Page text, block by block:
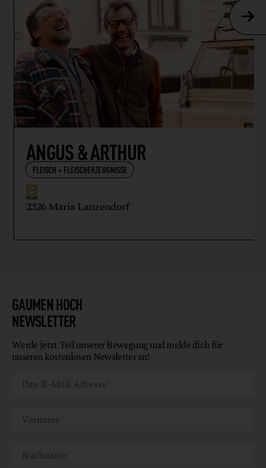
ANGUS & ARTHUR
FLEISCH + FLEISCHERZEUGNISSE
2326 Maria Lanzendorf
GAUMEN HOCH
NEWSLETTER
Werde jetzt Teil unserer Bewegung und melde dich für
unseren kostenlosen Newsletter an!